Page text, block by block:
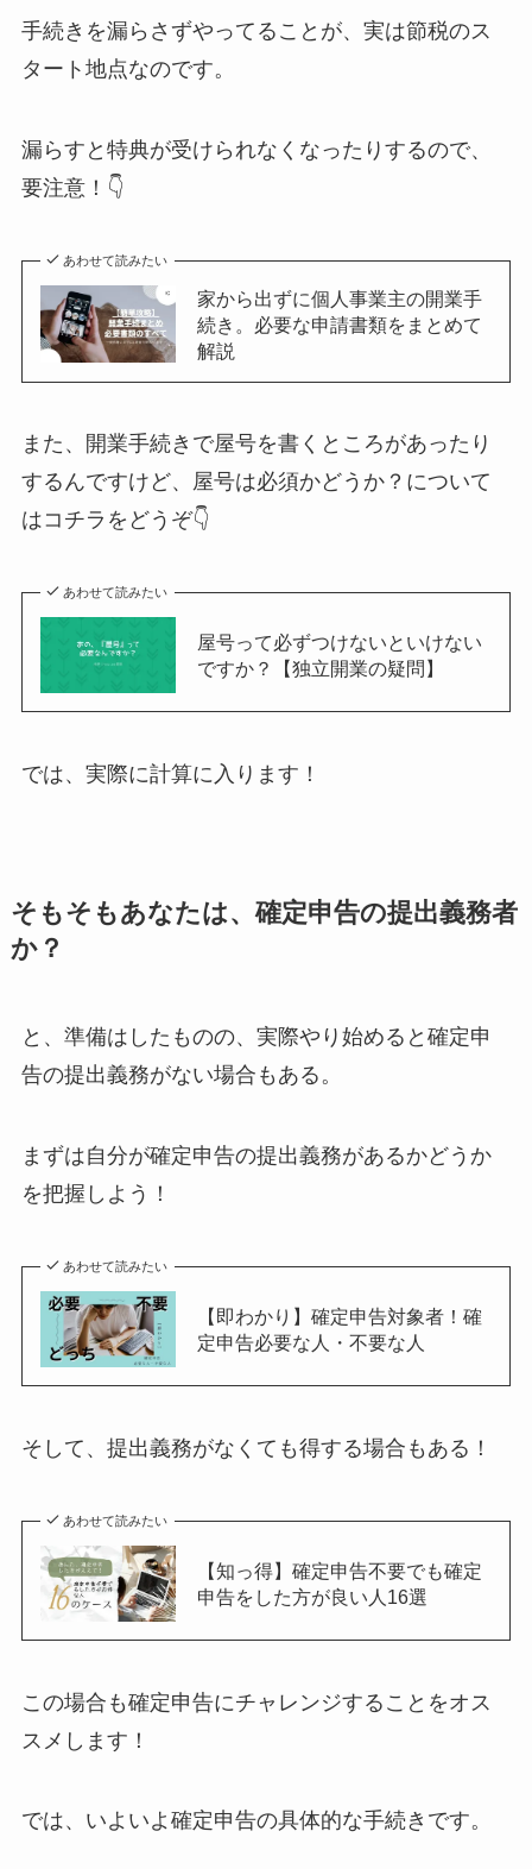
手続きを漏らさずやってることが、実は節税のス
タート地点なのです。
漏らすと特典が受けられなくなったりするので、
要注意！👇
あわせて読みたい
家から出ずに個人事業主の開業手
続き。必要な申請書類をまとめて
解説
また、開業手続きで屋号を書くところがあったり
するんですけど、屋号は必須かどうか？について
はコチラをどうぞ👇
あわせて読みたい
屋号って必ずつけないといけない
ですか？【独立開業の疑問】
では、実際に計算に入ります！
そもそもあなたは、確定申告の提出義務者
か？
と、準備はしたものの、実際やり始めると確定申
告の提出義務がない場合もある。
まずは自分が確定申告の提出義務があるかどうか
を把握しよう！
あわせて読みたい
【即わかり】確定申告対象者！確
定申告必要な人・不要な人
そして、提出義務がなくても得する場合もある！
あわせて読みたい
【知っ得】確定申告不要でも確定
申告をした方が良い人16選
この場合も確定申告にチャレンジすることをオス
スメします！
では、いよいよ確定申告の具体的な手続きです。